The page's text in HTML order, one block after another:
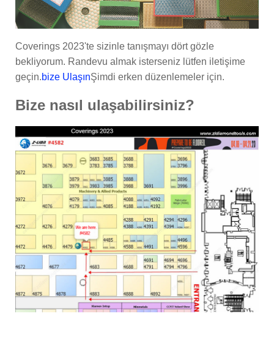
Coverings 2023'te sizinle tanışmayı dört gözle
bekliyorum. Randevu almak isterseniz lütfen iletişime
geçin.bize UlaşınŞimdi erken düzenlemeler için.
Bize nasıl ulaşabilirsiniz?